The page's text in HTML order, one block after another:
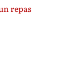
repas